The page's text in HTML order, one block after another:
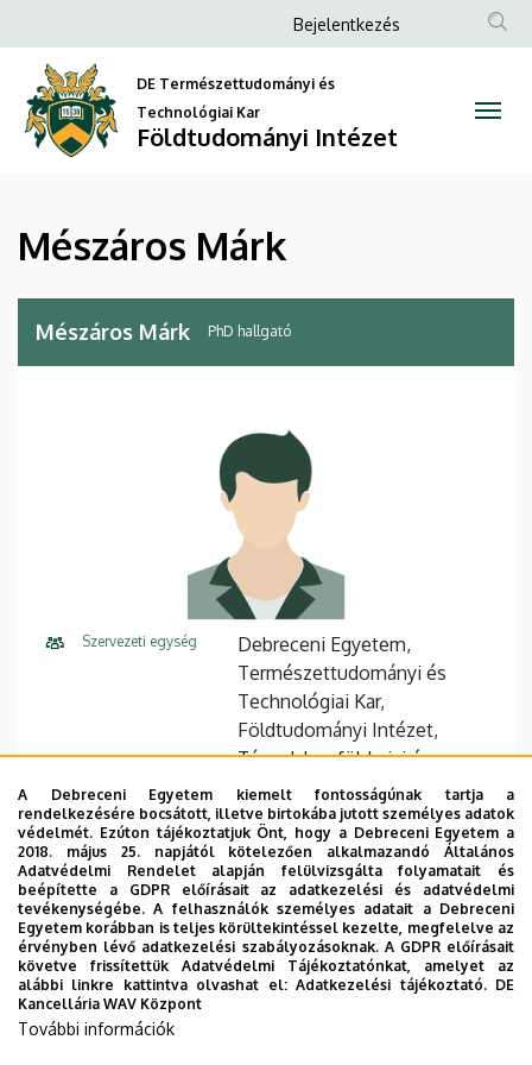
Márk
Földtudományi
Intézet
a
tartalomra
Anonim
fiók
menüje
Bejelentkezés
DE Természettudományi és
Technológiai Kar
Földtudományi Intézet
Mészáros Márk
Mészáros Márk PhD hallgató
Szervezeti egység
Debreceni Egyetem,
Természettudományi és
Technológiai Kar,
Földtudományi Intézet,
Társadalomföldrajzi és
Területfejlesztési Tanszék
Központi telefonszám +36 52 512 900 23116
Cím 4032 Debrecen Egyetem tér 1
Épület
Matematikai és
Földtudományi épület
Emelet, ajtó
A Debreceni Egyetem kiemelt fontosságúnak tartja a
rendelkezésére bocsátott, illetve birtokába jutott személyes adatok
védelmét. Ezúton tájékoztatjuk Önt, hogy a Debreceni Egyetem a
2018. május 25. napjától kötelezően alkalmazandó Általános
Adatvédelmi Rendelet alapján felülvizsgálta folyamatait és
beépítette a GDPR előírásait az adatkezelési és adatvédelmi
tevékenységébe. A felhasználók személyes adatait a Debreceni
Egyetem korábban is teljes körültekintéssel kezelte, megfelelve az
érvényben lévő adatkezelési szabályozásoknak. A GDPR előírásait
követve frissítettük Adatvédelmi Tájékoztatónkat, amelyet az
alábbi linkre kattintva olvashat el:Adatkezelési tájékoztató. DE
Kancellária WAV Központ
További információk